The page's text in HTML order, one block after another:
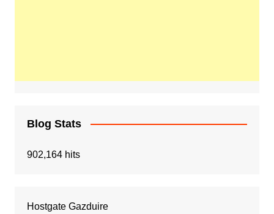
Blog Stats
902,164 hits
Hostgate Gazduire